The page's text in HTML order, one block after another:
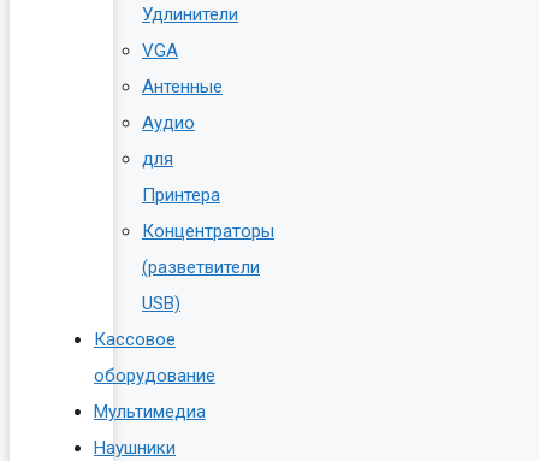
Удлинители
VGA
Антенные
Аудио
для
Принтера
Концентраторы
(разветвители
USB)
Кассовое
оборудование
Мультимедиа
Наушники